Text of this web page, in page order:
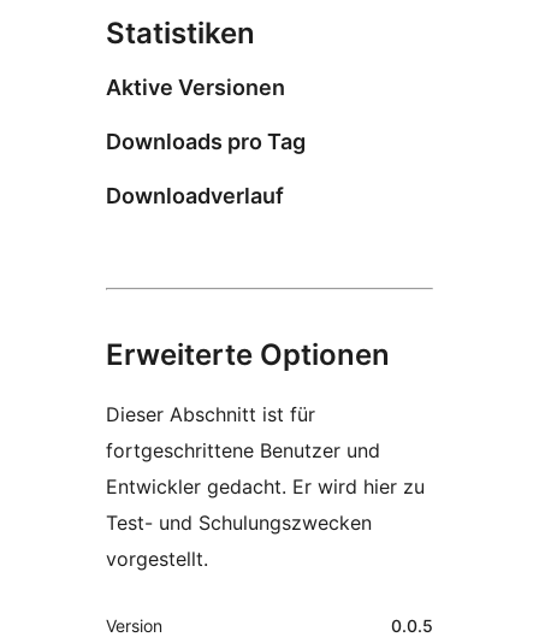
Statistiken
Aktive Versionen
Downloads pro Tag
Downloadverlauf
Erweiterte Optionen
Dieser Abschnitt ist für
fortgeschrittene Benutzer und
Entwickler gedacht. Er wird hier zu
Test- und Schulungszwecken
vorgestellt.
Meta
Version 0.0.5